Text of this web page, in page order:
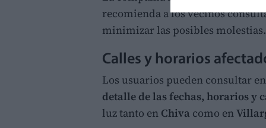
recomienda a los vecinos
minimizar las posibles molestias.
Calles y horarios
Los usuarios pueden consultar
detalle de las fechas, horarios y
luz tanto en Chiva como en